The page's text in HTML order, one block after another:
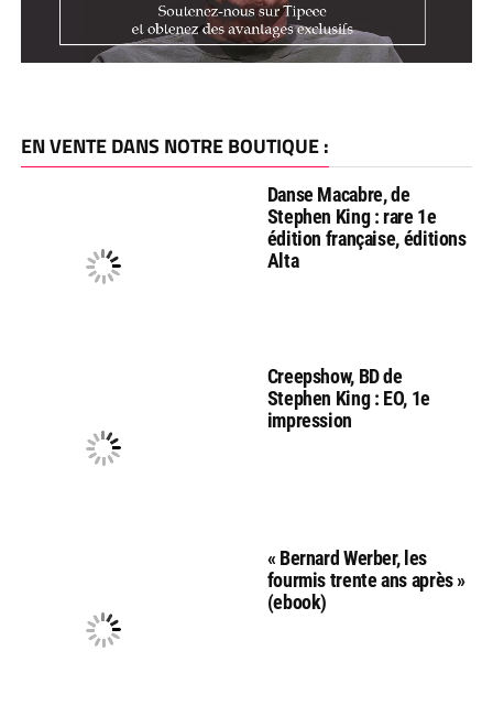
EN VENTE DANS NOTRE BOUTIQUE :
Danse Macabre, de
Stephen King : rare 1e
édition française, éditions
Alta
Creepshow, BD de
Stephen King : EO, 1e
impression
« Bernard Werber, les
fourmis trente ans après »
(ebook)